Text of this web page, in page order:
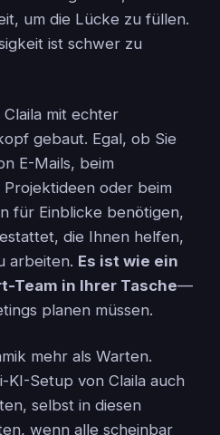
um die Lücke zu füllen.
ist schwer zu
mit echter
gebaut. Egal, ob Sie
E-Mails, beim
oder beim
für Einblicke benötigen,
die Ihnen helfen,
arbeiten. Es ist wie ein
Team in Ihrer Tasche—
planen müssen.
mehr als Warten.
KI-Setup von Claila auch
selbst in diesen
wenn alle scheinbar